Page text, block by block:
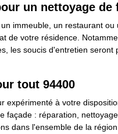
un nettoyage de
immeuble, un restaurant
de votre résidence.
les soucis d'entretien
tout 94400
expérimenté à votre
façade : réparation,
dans l'ensemble de la